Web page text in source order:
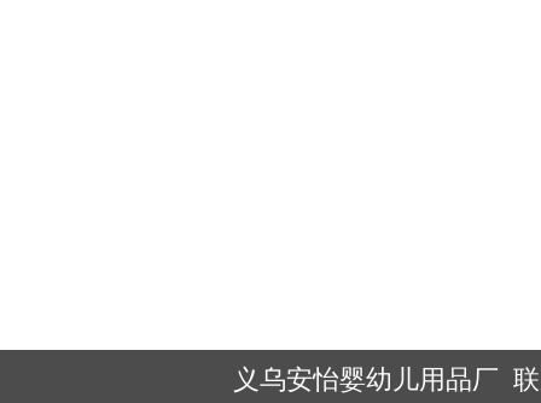
义乌安怡婴幼儿用品厂